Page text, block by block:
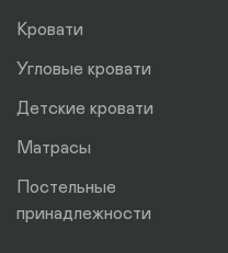
Кровати
Угловые кровати
Детские кровати
Матрасы
Постельные
принадлежности